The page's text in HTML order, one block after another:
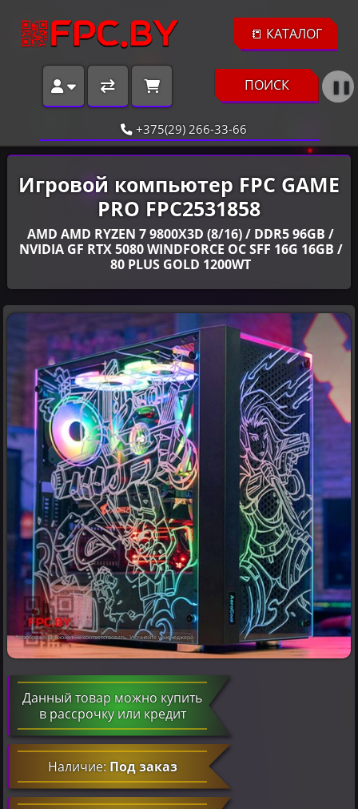
📒 КАТАЛОГ
ПОИСК ❚❚
+375(29) 266-33-66
Игровой компьютер FPC GAME
PRO FPC2531858
AMD AMD RYZEN 7 9800X3D (8/16) / DDR5 96GB /
NVIDIA GF RTX 5080 WINDFORCE OC SFF 16G 16GB /
80 PLUS GOLD 1200WT
* изображение может не соответствовать. Уточняйте у менеджера.
Данный товар можно купить
в рассрочку или кредит
Наличие:Под заказ